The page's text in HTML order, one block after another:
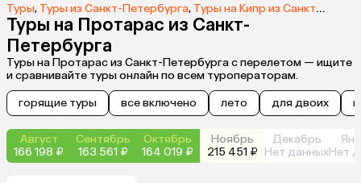
Туры, Туры из Санкт-Петербурга, Туры на Кипр из Санкт-Петербурга
Туры на Протарас из Санкт-
Петербурга
Туры на Протарас из Санкт-Петербурга с перелетом — ищите
и сравнивайте туры онлайн по всем туроператорам.
горящие туры
все включено лето для двоих
Август
166 198 ₽
Сентябрь
163 561 ₽
Октябрь
164 019 ₽
Ноябрь
215 451 ₽
Декабрь
Нет данныхНет